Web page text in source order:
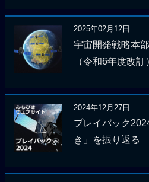
2025年02月12日
宇宙開発戦略本
（令和6年度改
2024年12月27日
プレイバック
き」を振り返る